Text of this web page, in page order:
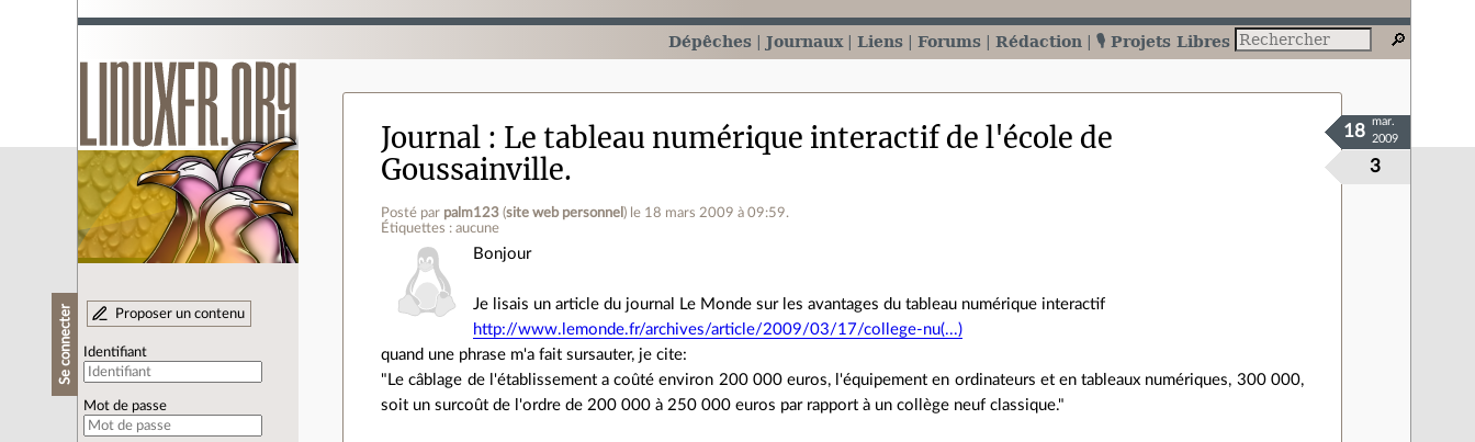
Dépêches Journaux Liens Forums Rédaction 🎙️ Projets Libres
Se connecter Proposer un contenu
Identifiant
Mot de passe
Journal
Le tableau numérique interactif de l'école de
Goussainville.
Posté par palm123 (site web personnel ) le 18 mars 2009 à 09:59.
Étiquettes : aucune
3
18
mar.
2009
Bonjour
Je lisais un article du journal Le Monde sur les avantages du tableau numérique interactif
http://www.lemonde.fr/archives/article/2009/03/17/college-nu(...)
quand une phrase m'a fait sursauter, je cite:
"Le câblage de l'établissement a coûté environ 200 000 euros, l'équipement en ordinateurs et en tableaux numériques, 300 000,
soit un surcoût de l'ordre de 200 000 à 250 000 euros par rapport à un collège neuf classique."